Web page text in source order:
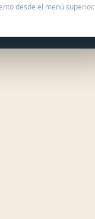
desde el menú superior.